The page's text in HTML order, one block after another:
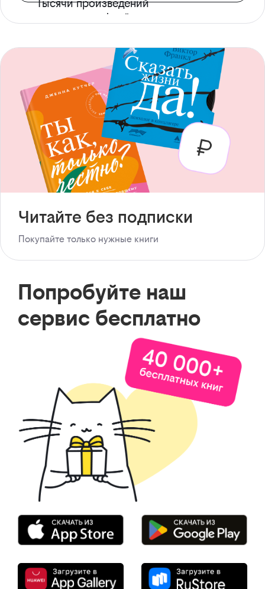
Тысячи произведений
с доступом офлайн
Читайте без подписки
Покупайте только нужные книги
Попробуйте наш
сервис бесплатно